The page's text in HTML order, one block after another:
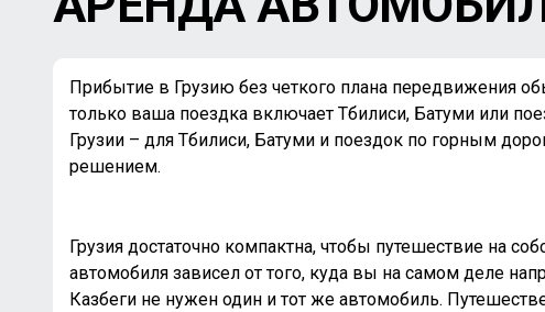
Прибытие в Грузию без четкого плана передвижения
только ваша поездка включает Тбилиси, Батуми или
Грузии – для Тбилиси, Батуми и поездок по горным
решением.
Грузия достаточно компактна, чтобы путешествие на
автомобиля зависел от того, куда вы на самом деле
Казбеги не нужен один и тот же автомобиль.